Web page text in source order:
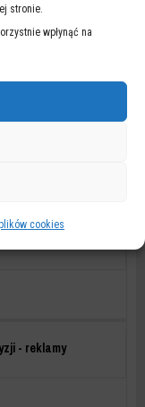
stronie.
wpłynąć na
cookies
- reklamy